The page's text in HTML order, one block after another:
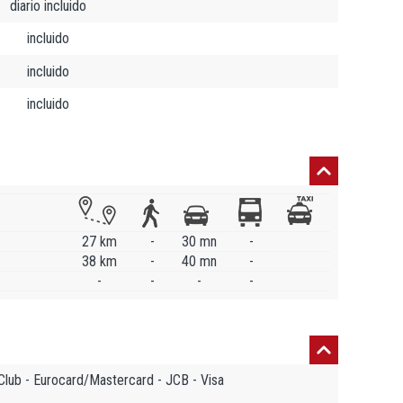
diario incluido
incluido
incluido
incluido
27 km - 30 mn
-
38 km - 40 mn
-
- - - -
- Eurocard/Mastercard - JCB - Visa